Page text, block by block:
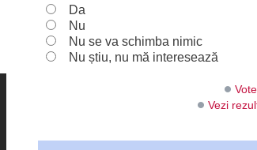
Da
Nu
Nu se va schimba nimic
Nu știu, nu mă interesează
Vezi